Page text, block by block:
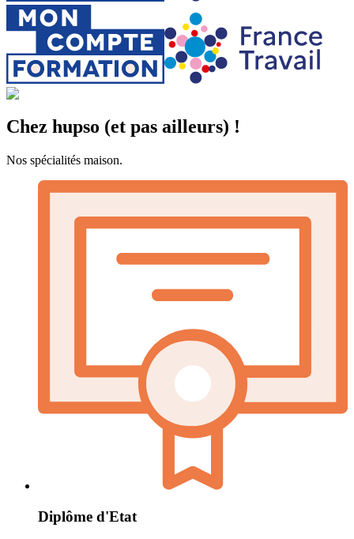
Chez hupso (et pas ailleurs) !
Nos spécialités maison.
Diplôme d'Etat